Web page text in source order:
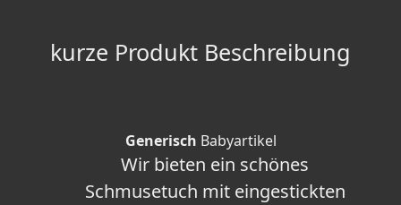
kurze Produkt Beschreibung
Generisch Babyartikel
Wir bieten ein schönes
Schmusetuch mit eingestickten